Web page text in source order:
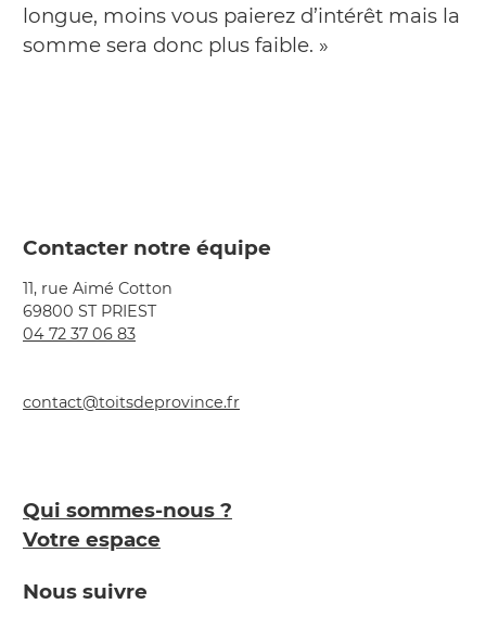
longue, moins vous paierez d’intérêt mais la
somme sera donc plus faible. »
Contacter notre équipe
11, rue Aimé Cotton
69800 ST PRIEST
04 72 37 06 83
contact@toitsdeprovince.fr
Qui sommes-nous ?
Votre espace
Nous suivre